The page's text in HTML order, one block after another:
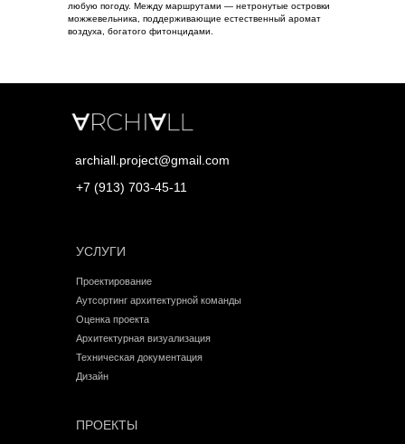
любую погоду. Между маршрутами — нетронутые островки
можжевельника, поддерживающие естественный аромат
воздуха, богатого фитонцидами.
archiall.project@gmail.com
УСЛУГИ
ПРОЕКТЫ
Проектирование
Аутсортинг архитектурной команды
Оценка проекта
Архитектурная визуализация
Техническая документация
Дизайн
+7 (913) 703-45-11